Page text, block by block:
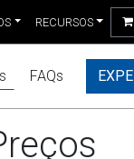
RECURSOS
FAQs